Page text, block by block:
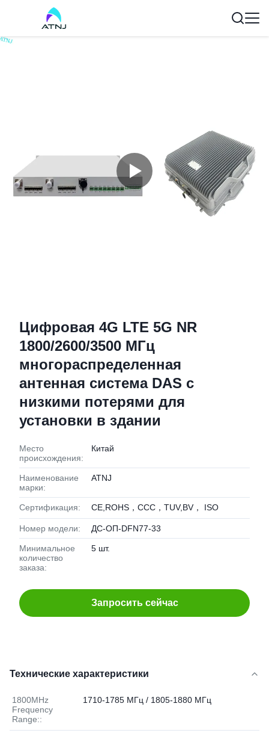
Цифровая 4G LTE 5G NR
1800/2600/3500 МГц
многораспределенная
антенная система DAS с
низкими потерями для
установки в здании
Место
происхождения:
Китай
Наименование
марки:
ATNJ
Сертификация: CE,ROHS，CCC，TUV,BV， ISO
Номер модели: ДС-ОП-DFN77-33
Минимальное
количество
заказа:
5 шт.
Запросить сейчас
Технические характеристики
1800MHz
Frequency
Range::
1710-1785 МГц / 1805-1880 МГц